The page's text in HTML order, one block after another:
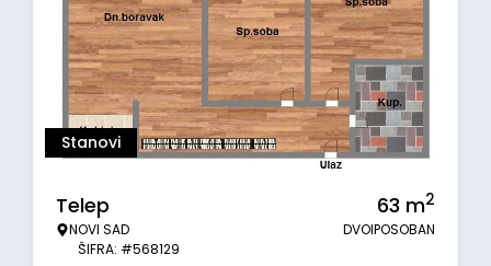
Stanovi
Telep
NOVI SAD
ŠIFRA: #568129
63 m2
DVOIPOSOBAN